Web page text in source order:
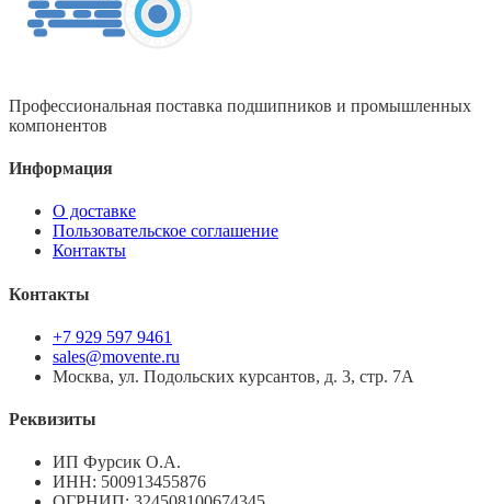
Профессиональная поставка подшипников и промышленных
компонентов
Информация
О доставке
Пользовательское соглашение
Контакты
Контакты
+7 929 597 9461
sales@movente.ru
Москва, ул. Подольских курсантов, д. 3, стр. 7А
Реквизиты
ИП Фурсик О.А.
ИНН: 500913455876